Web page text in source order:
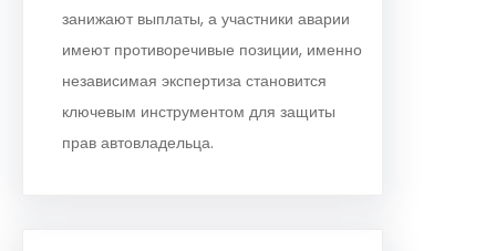
занижают выплаты, а участники аварии
имеют противоречивые позиции, именно
независимая экспертиза становится
ключевым инструментом для защиты
прав автовладельца.